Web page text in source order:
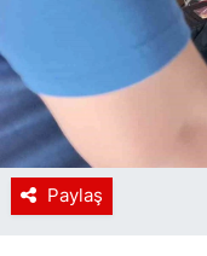
Paylaş